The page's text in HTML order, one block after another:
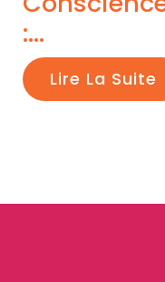
:...
Lire La Suite